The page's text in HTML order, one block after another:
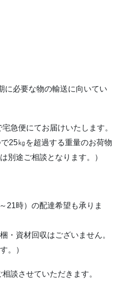
に必要な物の輸送に向いてい
急便にてお届けいたします。
25㎏を超過する重量のお荷物
別途ご相談となります。）
21時）の配達希望も承りま
・資材回収はございません。
。）
談させていただきます。